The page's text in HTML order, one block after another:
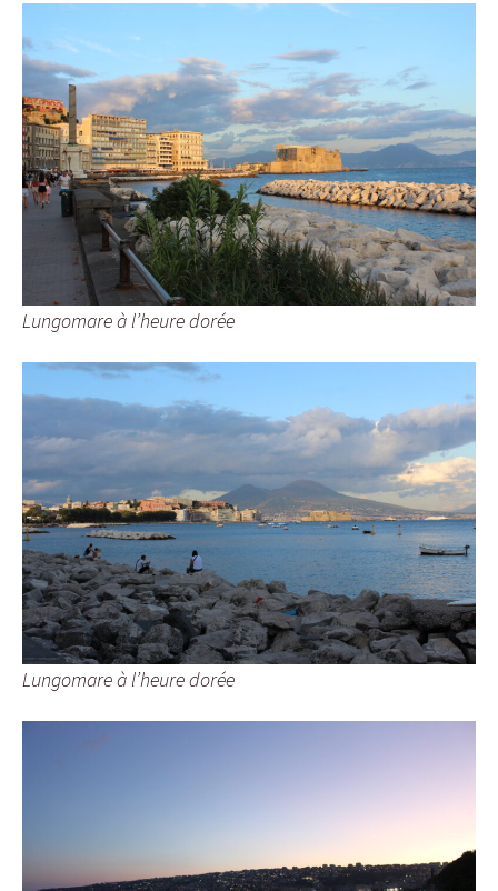
Lungomare à l’heure dorée
Lungomare à l’heure dorée